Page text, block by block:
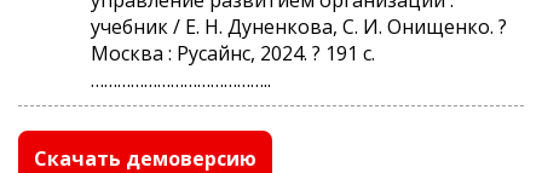
учебник / Е. Н. Дуненкова, С. И. Онищенко. ?
Москва : Русайнс, 2024. ? 191 с.
…………………………………..
Скачать демоверсию